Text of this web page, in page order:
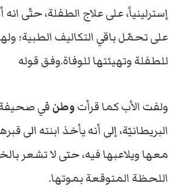
إسترلينياً، على علاج الطفلة، حتّى
على تحمّل باقي التكاليف الطبية؛
للطفلة وتهيئتها للوفاة.وفق قوله
ولفت الأب كما قرأتوطن في صحيفة
البريطانيّة، إلى أنه يأخذ ابنته الى
معها ويلاعبها فيه، حتى لا تشعر
اللحظة المتوقعة بموتها.